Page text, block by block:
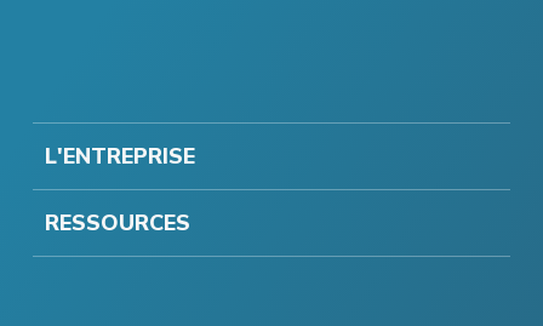
L'ENTREPRISE
RESSOURCES